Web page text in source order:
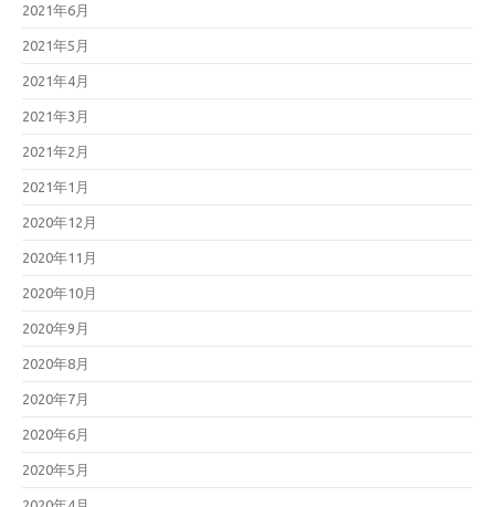
2021年6月
2021年5月
2021年4月
2021年3月
2021年2月
2021年1月
2020年12月
2020年11月
2020年10月
2020年9月
2020年8月
2020年7月
2020年6月
2020年5月